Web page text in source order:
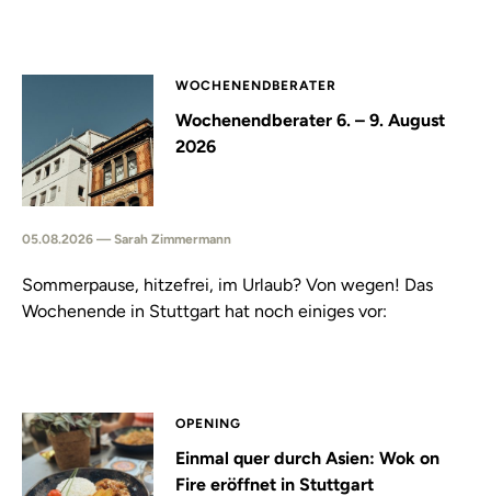
WOCHENENDBERATER
Wochenendberater 6. – 9. August
2026
05.08.2026 — Sarah Zimmermann
Sommerpause, hitzefrei, im Urlaub? Von wegen! Das
Wochenende in Stuttgart hat noch einiges vor:
OPENING
Einmal quer durch Asien: Wok on
Fire eröffnet in Stuttgart